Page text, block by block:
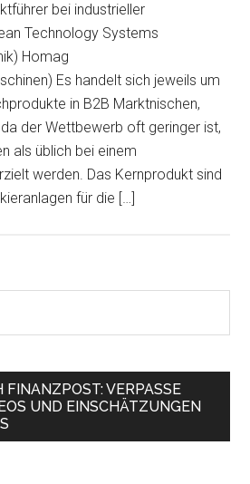
bei industrieller
Technology Systems
Homag
Es handelt sich jeweils um
in B2B Marktnischen,
der Wettbewerb oft geringer ist,
als üblich bei einem
werden. Das Kernprodukt sind
für die […]
FINANZPOST: VERPASSE
UND EINSCHÄTZUNGEN